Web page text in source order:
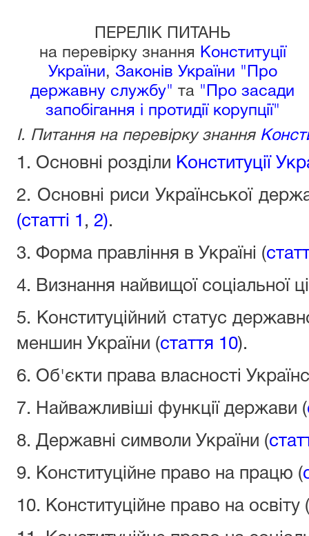
ПЕРЕЛІК ПИТАНЬ
на перевірку знання Конституції
України, Законів України "Про
державну службу" та "Про засади
запобігання і протидії корупції"
I. Питання на перевірку знання
1. Основні розділи Конституції
2. Основні риси Української
(статті 1 , 2).
3. Форма правління в Україні (
4. Визнання найвищої соціальної
5. Конституційний статус
меншин України (стаття 10).
6. Об'єкти права власності
7. Найважливіші функції держави (
8. Державні символи України (
9. Конституційне право на працю (
10. Конституційне право на освіту (